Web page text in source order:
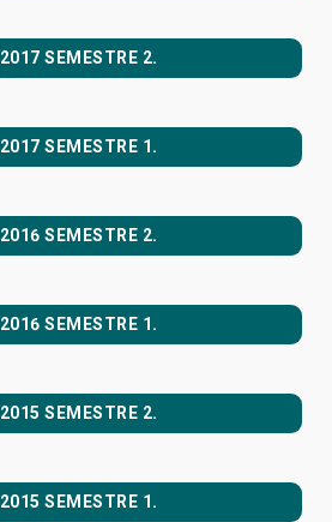
2017 SEMESTRE 2.
2017 SEMESTRE 1.
2016 SEMESTRE 2.
2016 SEMESTRE 1.
2015 SEMESTRE 2.
2015 SEMESTRE 1.